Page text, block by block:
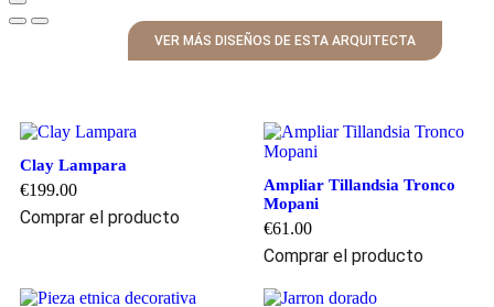
VER MÁS DISEÑOS DE ESTA ARQUITECTA
Clay Lampara
€199.00
Comprar el producto
Ampliar Tillandsia Tronco
Mopani
€61.00
Comprar el producto